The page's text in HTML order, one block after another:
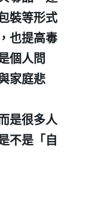
裝等形式
也提高毒
個人問
家庭悲
是很多人
不是「自